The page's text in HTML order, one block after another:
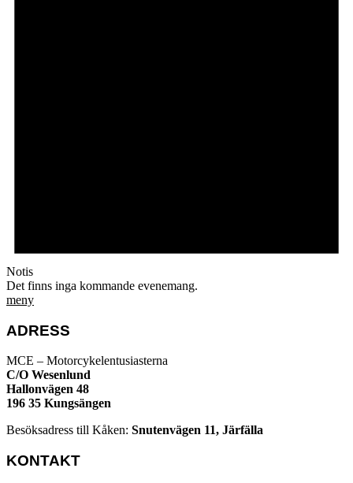
Notis
Det finns inga kommande evenemang.
meny
ADRESS
MCE – Motorcykelentusiasterna
C/O Wesenlund
Hallonvägen 48
196 35 Kungsängen
Besöksadress till Kåken: Snutenvägen 11, Järfälla
KONTAKT